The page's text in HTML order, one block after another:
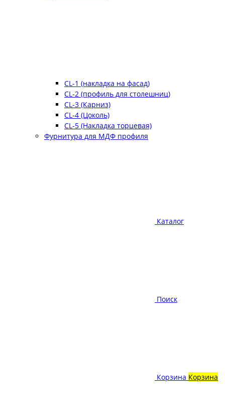
CL-1 (накладка на фасад)
CL-2 (профиль для столешниц)
CL-3 (Карниз)
CL-4 (Цоколь)
CL-5 (Накладка торцевая)
Фурнитура для МДФ профиля
Каталог
Поиск
Корзина Корзина